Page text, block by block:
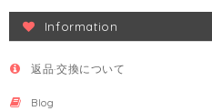
Information
返品·交換について
Blog